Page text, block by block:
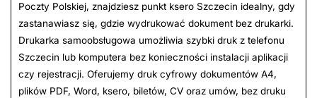
Poczty Polskiej, znajdziesz punkt ksero Szczecin idealny, gdy
zastanawiasz się, gdzie wydrukować dokument bez drukarki.
Drukarka samoobsługowa umożliwia szybki druk z telefonu
Szczecin lub komputera bez konieczności instalacji aplikacji
czy rejestracji. Oferujemy druk cyfrowy dokumentów A4,
plików PDF, Word, ksero, biletów, CV oraz umów, bez druku